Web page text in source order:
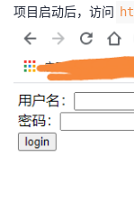
项目启动后，访问